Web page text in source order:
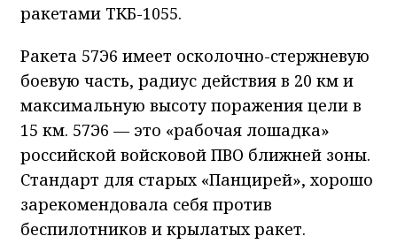
ракетами ТКБ-1055.
Ракета 57Э6 имеет осколочно-стержневую
боевую часть, радиус действия в 20 км и
максимальную высоту поражения цели в
15 км. 57Э6 — это «рабочая лошадка»
российской войсковой ПВО ближней зоны.
Стандарт для старых «Панцирей», хорошо
зарекомендовала себя против
беспилотников и крылатых ракет.